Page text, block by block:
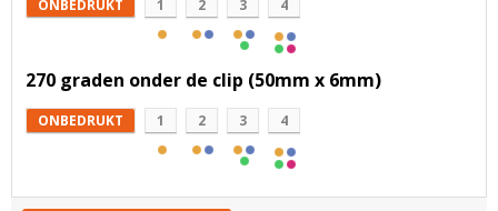
ONBEDRUKT 1 2 3 4
270 graden onder de clip (50mm x 6mm)
ONBEDRUKT 1 2 3 4